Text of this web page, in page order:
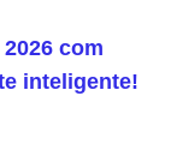
com
inteligente!